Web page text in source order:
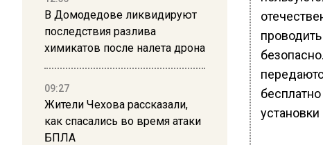
В Домодедове ликвидируют
последствия разлива
химикатов после налета дрона
09:27
Жители Чехова рассказали,
как спасались во время атаки
БПЛА